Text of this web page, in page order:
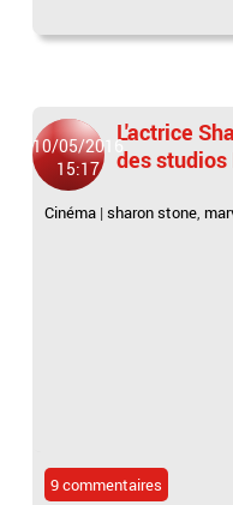
10/05/2016
15:17
L'actrice
des
Cinéma |sharon stone,
9 commentaires